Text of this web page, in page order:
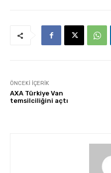
ÖNCEKI İÇERIK
AXA Türkiye Van
temsilciliğini açtı